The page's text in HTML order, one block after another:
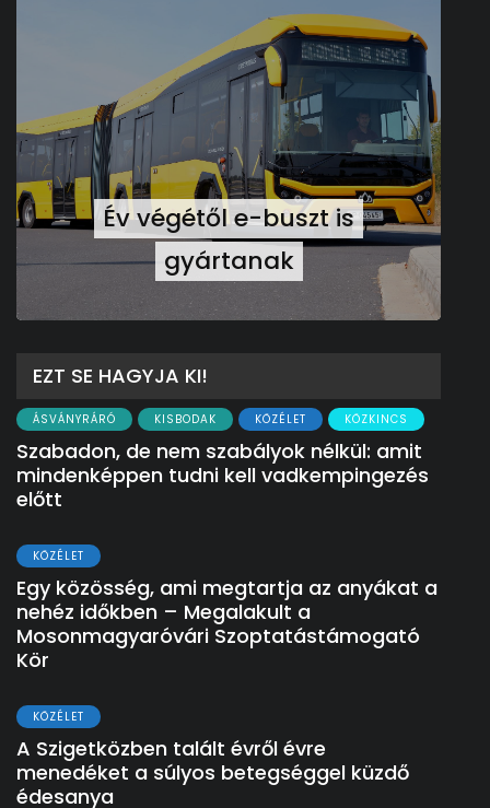
Év végétől e-buszt is
gyártanak
EZT SE HAGYJA KI!
ÁSVÁNYRÁRÓ KISBODAK KÖZÉLET KÖZKINCS
Szabadon, de nem szabályok nélkül: amit
mindenképpen tudni kell vadkempingezés
előtt
KÖZÉLET
Egy közösség, ami megtartja az anyákat a
nehéz időkben – Megalakult a
Mosonmagyaróvári Szoptatástámogató
Kör
KÖZÉLET
A Szigetközben talált évről évre
menedéket a súlyos betegséggel küzdő
édesanya